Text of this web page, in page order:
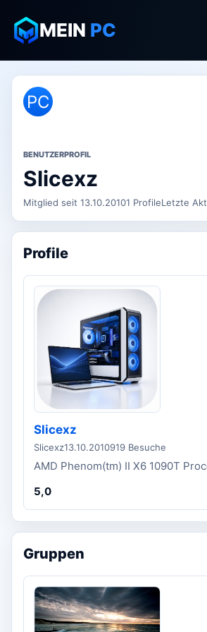
MEIN PC
PC
BENUTZERPROFIL
Slicexz
Mitglied seit 13.10.20101 ProfileLetzte
Profile
Slicexz
Slicexz13.10.2010919 Besuche
AMD Phenom(tm) II X6 1090T
5,0
Gruppen